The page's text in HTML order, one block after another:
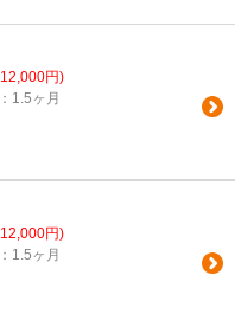
円)
1.5ヶ月
円)
1.5ヶ月